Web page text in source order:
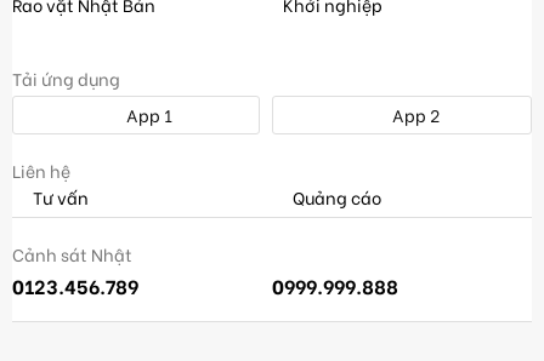
Tải ứng dụng
App 1
App 2
Liên hệ
Tư vấn
Quảng cáo
Cảnh sát Nhật
0123.456.789 0999.999.888